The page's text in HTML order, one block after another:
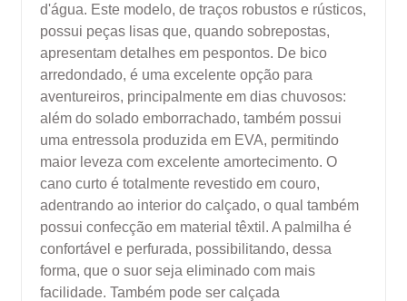
d'água. Este modelo, de traços robustos e rústicos,
possui peças lisas que, quando sobrepostas,
apresentam detalhes em pespontos. De bico
arredondado, é uma excelente opção para
aventureiros, principalmente em dias chuvosos:
além do solado emborrachado, também possui
uma entressola produzida em EVA, permitindo
maior leveza com excelente amortecimento. O
cano curto é totalmente revestido em couro,
adentrando ao interior do calçado, o qual também
possui confecção em material têxtil. A palmilha é
confortável e perfurada, possibilitando, dessa
forma, que o suor seja eliminado com mais
facilidade. Também pode ser calçada